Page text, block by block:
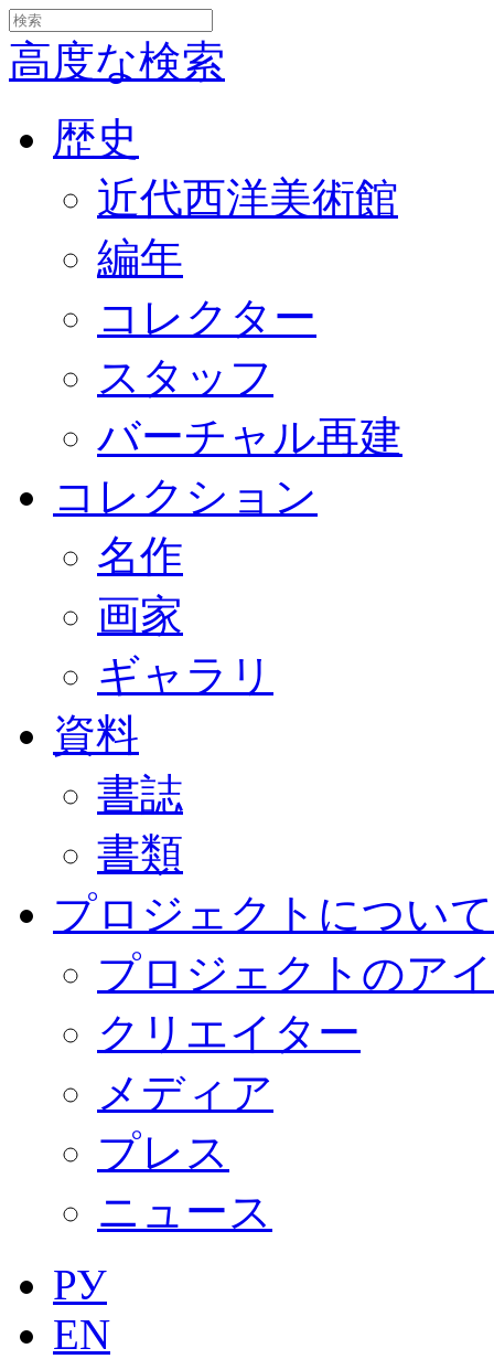
高度な検索
歴史
近代西洋美術館
編年
コレクター
スタッフ
バーチャル再建
コレクション
名作
画家
ギャラリ
資料
書誌
書類
プロジェクトについて
プロジェクトのア
クリエイター
メディア
プレス
ニュース
РУ
EN